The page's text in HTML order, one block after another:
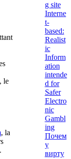
le
, la
g site
Interne
t-
based:
Realist
ic
Inform
ation
intende
d for
Safer
Electro
nic
Gambl
ing
Почем
у
вирту